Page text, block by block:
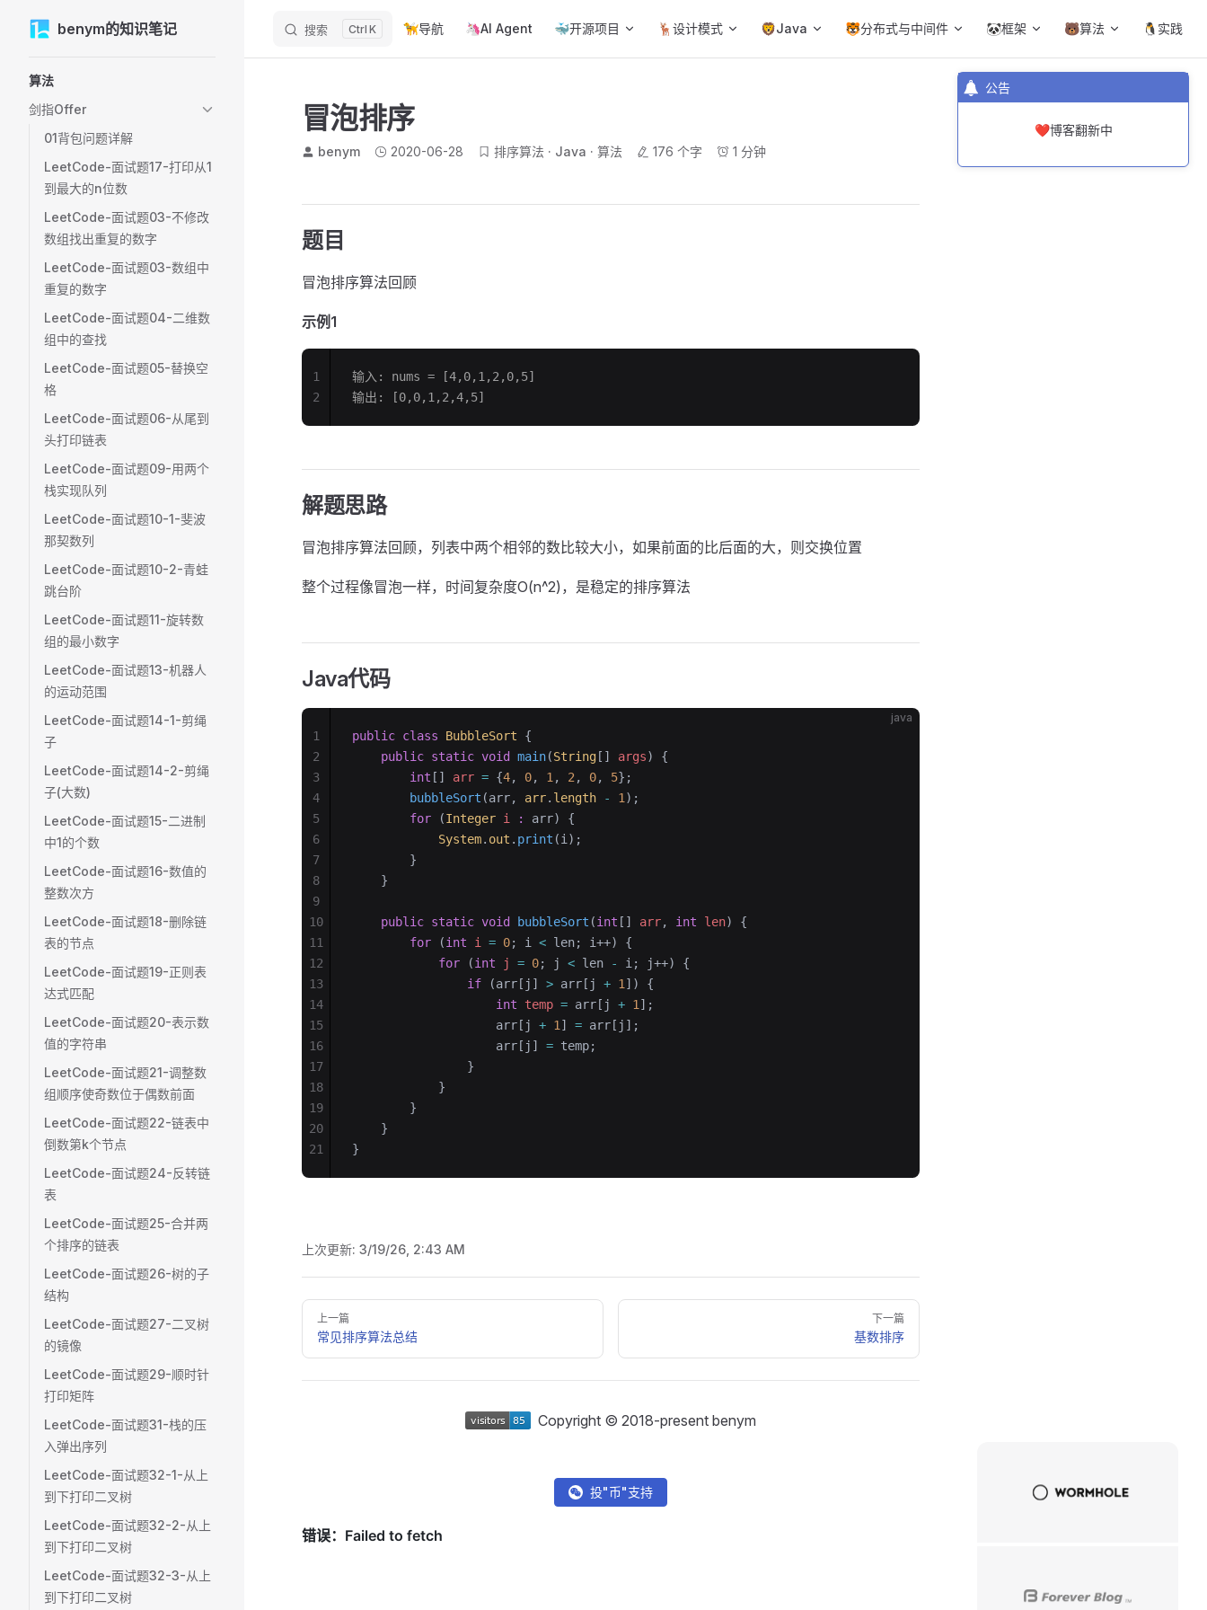
公告
❤️博客翻新中
Skip to content
benym的知识笔记 搜索 K 🦮导航 🦄AI Agent 🐳开源项目 🦌设计模式 🦁Java 🐯分布式与中间件 🐼框架 🐻算法 🐧实践
算法
剑指Offer
01背包问题详解
LeetCode-面试题17-打印从1
到最大的n位数
LeetCode-面试题03-不修改
数组找出重复的数字
LeetCode-面试题03-数组中
重复的数字
LeetCode-面试题04-二维数
组中的查找
LeetCode-面试题05-替换空
格
LeetCode-面试题06-从尾到
头打印链表
LeetCode-面试题09-用两个
栈实现队列
LeetCode-面试题10-1-斐波
那契数列
LeetCode-面试题10-2-青蛙
跳台阶
LeetCode-面试题11-旋转数
组的最小数字
LeetCode-面试题13-机器人
的运动范围
LeetCode-面试题14-1-剪绳
子
LeetCode-面试题14-2-剪绳
子(大数)
LeetCode-面试题15-二进制
中1的个数
LeetCode-面试题16-数值的
整数次方
LeetCode-面试题18-删除链
表的节点
LeetCode-面试题19-正则表
达式匹配
LeetCode-面试题20-表示数
值的字符串
LeetCode-面试题21-调整数
组顺序使奇数位于偶数前面
LeetCode-面试题22-链表中
倒数第k个节点
LeetCode-面试题24-反转链
表
LeetCode-面试题25-合并两
个排序的链表
LeetCode-面试题26-树的子
结构
LeetCode-面试题27-二叉树
的镜像
LeetCode-面试题29-顺时针
打印矩阵
LeetCode-面试题31-栈的压
入弹出序列
LeetCode-面试题32-1-从上
到下打印二叉树
LeetCode-面试题32-2-从上
到下打印二叉树
LeetCode-面试题32-3-从上
到下打印二叉树
冒泡排序
benym 2020-06-28 排序算法 Java 算法 176 个字 1 分钟
题目
冒泡排序算法回顾
示例1
输入: nums = [4,0,1,2,0,5]
输出: [0,0,1,2,4,5]
1
2
解题思路
冒泡排序算法回顾，列表中两个相邻的数比较大小，如果前面的比后面的大，则交换位置
整个过程像冒泡一样，时间复杂度O(n^2)，是稳定的排序算法
Java代码
java
public class BubbleSort {
    public
static void main(String [] args)
{
        int
[] arr = {4, 0, 1 , 2 , 0, 5};
        bubbleSort
(arr, arr. length - 1 );
        for
(Integer i :
arr) {
            System
. out . print (i);
        }
    }
    public
static void bubbleSort (int [] arr, int len)
{
        for
(int i = 0; i < len; i++) {
            for
(int j = 0; j < len -
i; j++) {
                if
(arr[j] > arr[j + 1 ]) {
                    int
temp = arr[j + 1 ];
                    arr[j
+ 1 ] = arr[j];
                    arr[j]
= temp;
                }
            }
        }
    }
}
1
2
3
4
5
6
7
8
9
10
11
12
13
14
15
16
17
18
19
20
21
上次更新: 3/19/26, 2:43 AM
Pager
上一篇
常见排序算法总结
下一篇
基数排序
Copyright © 2018-present benym
投"币"支持